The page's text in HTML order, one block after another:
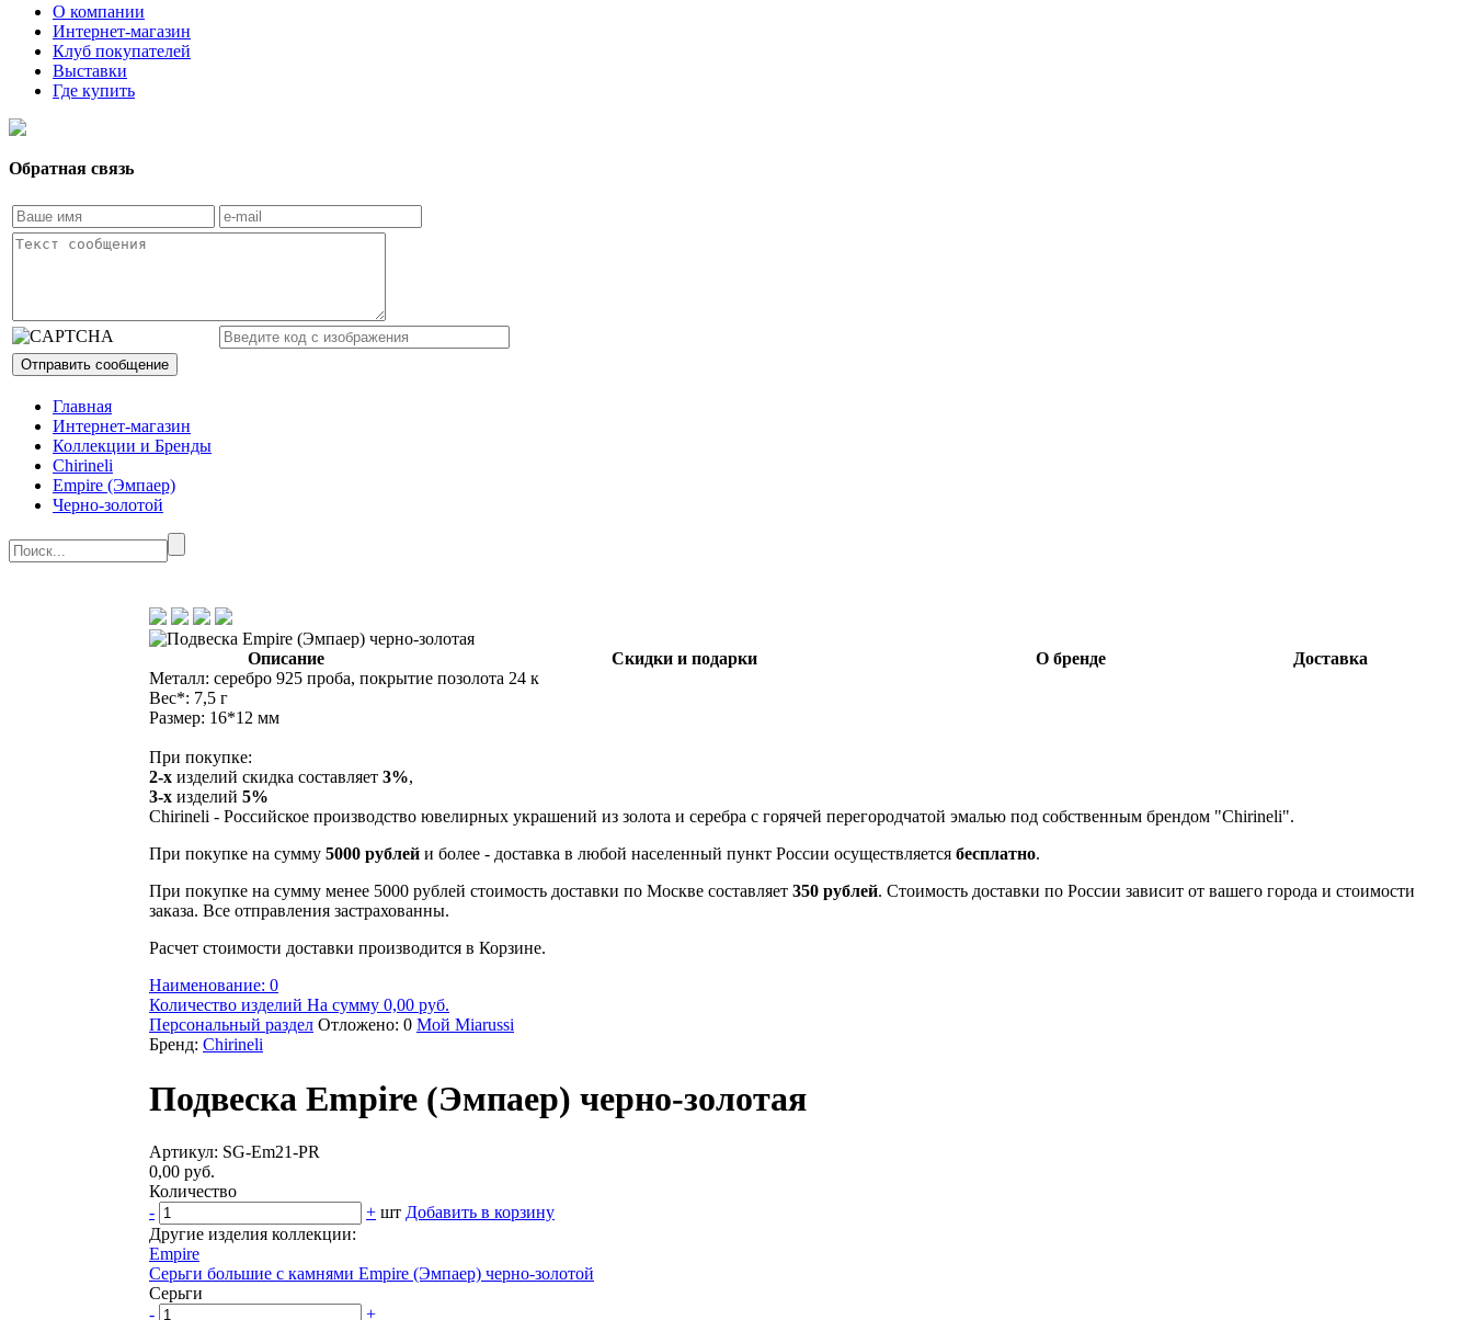
О компании
Интернет-магазин
Клуб покупателей
Выставки
Где купить
Обратная связь
Главная
Интернет-магазин
Коллекции и Бренды
Chirineli
Empire (Эмпаер)
Черно-золотой
Описание Скидки и подарки О бренде
Доставка
Металл: серебро 925 проба, покрытие позолота 24 к
Вес*: 7,5 г
Размер: 16*12 мм
При покупке:
2-х изделий скидка составляет 3%,
3-х изделий 5%
Chirineli - Российское производство ювелирных украшений из золота и серебра с горячей перегородчатой эмалью под собственным брендом "Chirineli".
При покупке на сумму 5000 рублей и более - доставка в любой населенный пункт России осуществляется бесплатно.
При покупке на сумму менее 5000 рублей стоимость доставки по Москве составляет 350 рублей. Стоимость доставки по России зависит от вашего города и стоимости
заказа. Все отправления застрахованны.
Расчет стоимости доставки производится в Корзине.
Наименование: 0
Количество изделий На сумму 0,00 руб.
Персональный раздел Отложено: 0 Мой Miarussi
Бренд: Chirineli
Подвеска Empire (Эмпаер) черно-золотая
Артикул: SG-Em21-PR
0,00 руб.
Количество
-
+ шт Добавить в корзину
Другие изделия коллекции:
Empire
Серьги большие с камнями Empire (Эмпаер) черно-золотой
Серьги
-
+